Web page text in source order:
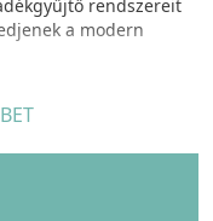
rendszereit
a modern
hulladékgyűjtő